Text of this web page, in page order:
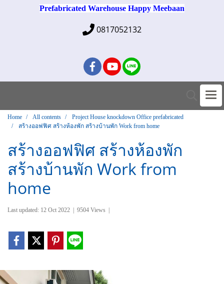
Prefabricated Warehouse Happy Meebaan
0817052132
Home All contents
Project House knockdown Office prefabricated
สร้างออฟฟิศ สร้างห้องพัก สร้างบ้านพัก Work from home
สร้างออฟฟิศ สร้างห้องพัก
สร้างบ้านพัก Work from
home
Last updated: 12 Oct 2022 9504 Views